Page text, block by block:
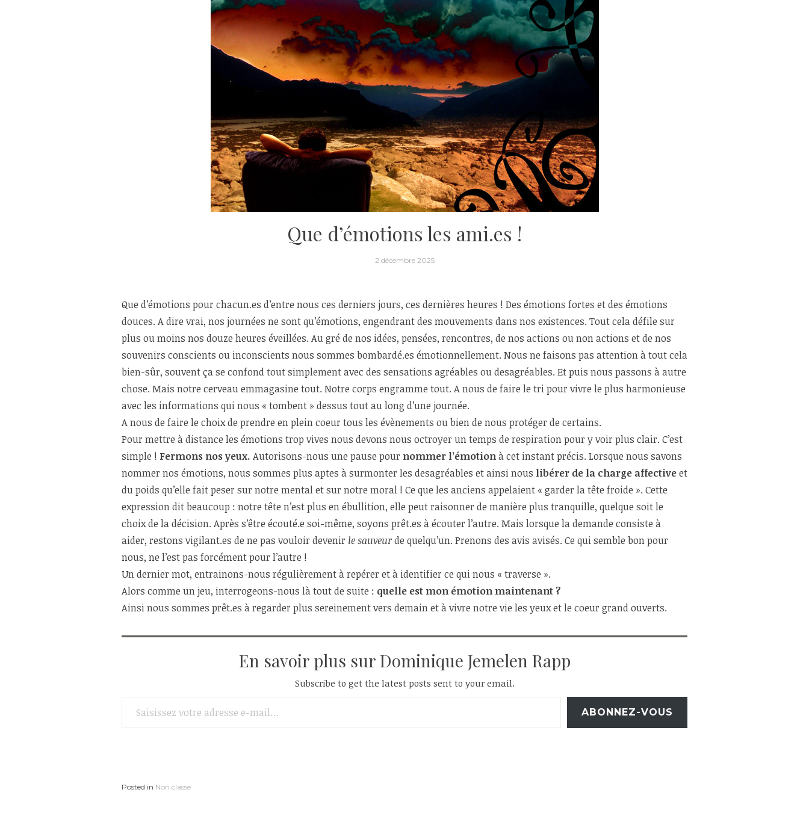
Que d’émotions les ami.es !
2 décembre 2025
Que d’émotions pour chacun.es d’entre nous ces derniers jours, ces dernières heures ! Des émotions fortes et des émotions
douces. A dire vrai, nos journées ne sont qu’émotions, engendrant des mouvements dans nos existences. Tout cela défile sur
plus ou moins nos douze heures éveillées. Au gré de nos idées, pensées, rencontres, de nos actions ou non actions et de nos
souvenirs conscients ou inconscients nous sommes bombardé.es émotionnellement. Nous ne faisons pas attention à tout cela
bien-sûr, souvent ça se confond tout simplement avec des sensations agréables ou desagréables. Et puis nous passons à autre
chose. Mais notre cerveau emmagasine tout. Notre corps engramme tout. A nous de faire le tri pour vivre le plus harmonieuse
avec les informations qui nous « tombent » dessus tout au long d’une journée.
A nous de faire le choix de prendre en plein coeur tous les évènements ou bien de nous protéger de certains.
Pour mettre à distance les émotions trop vives nous devons nous octroyer un temps de respiration pour y voir plus clair. C’est
simple ! Fermons nos yeux. Autorisons-nous une pause pour nommer l’émotionà cet instant précis. Lorsque nous savons
nommer nos émotions, nous sommes plus aptes à surmonter les desagréables et ainsi nous libérer de la charge affectiveet
du poids qu’elle fait peser sur notre mental et sur notre moral ! Ce que les anciens appelaient « garder la tête froide ». Cette
expression dit beaucoup : notre tête n’est plus en ébullition, elle peut raisonner de manière plus tranquille, quelque soit le
choix de la décision. Après s’être écouté.e soi-même, soyons prêt.es à écouter l’autre. Mais lorsque la demande consiste à
aider, restons vigilant.es de ne pas vouloir devenir le sauveurde quelqu’un. Prenons des avis avisés. Ce qui semble bon pour
nous, ne l’est pas forcément pour l’autre !
Un dernier mot, entrainons-nous régulièrement à repérer et à identifier ce qui nous « traverse ».
Alors comme un jeu, interrogeons-nous là tout de suite : quelle est mon émotion maintenant ?
Ainsi nous sommes prêt.es à regarder plus sereinement vers demain et à vivre notre vie les yeux et le coeur grand ouverts.
En savoir plus sur Dominique Jemelen Rapp
Subscribe to get the latest posts sent to your email.
ABONNEZ-VOUS
Posted in Non classé